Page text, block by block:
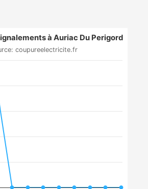
à Auriac Du Perigord
coupureelectricite.fr